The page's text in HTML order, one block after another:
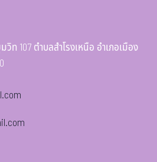
ท 107 ตำบลสำโรงเหนือ อำเภอเมือง